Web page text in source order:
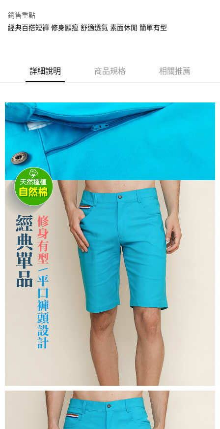
聯邦商業銀行
元大商業銀行
永豐商業銀行
匯豐（台灣）商業銀行
聯邦商業銀行
遠東國際商業銀行
台灣樂天信用卡公司
街口支付
相關說明
【關於「AFTEE先享後付」】
１．簡單：不需註冊會員、不需綁卡、不需儲值。
２．便利：只要手機號碼，簡訊認證，即可結帳。
３．安心：先確認商品／服務後，再付款。
【「AFTEE先享後付」結帳流程】
１．於結帳方式選擇「AFTEE先享後付」後，將跳轉至「AFTEE先享後付」
結帳頁面，進行簡訊認證並確認金額後，即可完成結帳。
２．訂單成立數日內，您將收到繳費通知簡訊。
３．收到繳費通知簡訊後14天內，點擊此簡訊中的連結，可透過四大超商／
ATM／網路銀行／等多元方式進行付款，方視為交易完成。
※ 請注意：結帳手續完成當下不需立刻繳費，但若您需要取消訂單，請聯絡
購買商品的店家。未經商家同意取消之訂單仍視為有效，需透過AFTEE先享
後付繳納相關費用。
※ 交易是否成功請以「AFTEE先享後付 」之結帳頁面顯示為準，若有關於
是否繳費成功／繳費後需取消欲退款等相關疑問，請聯繫「AFTEE先享後付
客戶支援中心」
https://netprotections.freshdesk.com/support/home
【注意事項】
１．透過由恩沛科技股份有限公司提供之「AFTEE先享後付」服務完成之交
易，需依本服務之必要範圍內提供個人資料，並將交易相關給付款項請求債
權轉讓予恩沛科技股份有限公司。
２．關於個人資料處理事宜，請瀏覽以下網址：
https://aftee.tw/terms/#terms3
３．未成年的使用者請事先徵得法定代理人或監護人之同意方可使用
「AFTEE先享後付」，若未經同意申辦者引起之損失，本公司不負相關責
４．使用「AFTEE先享後付」時，將依據個別帳號之用戶狀況，依本公司即
時審查核予不同之上限額度；若仍有額度不足之情形，本公司將視審查結果
５．嚴禁一人註冊多個帳號或使用他人資訊註冊。若發現惡意使用之情形，
恩沛科技股份有限公司將有權停止該用戶之使用額度並採取法律行動。
運送方式
全家取貨付款
每筆NT$150，滿NT$500(含以上)免運費
付款後全家取貨
每筆NT$150，滿NT$500(含以上)免運費
萊爾富取貨付款
每筆NT$150，滿NT$500(含以上)免運費
付款後萊爾富取貨
每筆NT$150，滿NT$500(含以上)免運費
7-11取貨付款
每筆NT$150，滿NT$500(含以上)免運費
付款後7-11取貨
每筆NT$150，滿NT$500(含以上)免運費
每筆NT$150，滿NT$500(含以上)免運費
每筆NT$200，滿NT$5,000(含以上)免運費
銷售重點
經典百搭短褲 修身顯瘦 舒適透氣 素面休閒 簡單有型
詳細說明 商品規格 相關推薦